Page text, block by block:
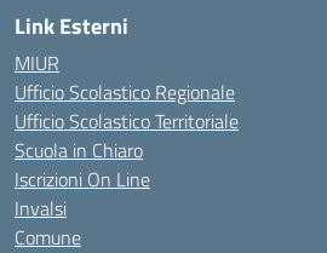
Link Esterni
MIUR
Ufficio Scolastico Regionale
Ufficio Scolastico Territoriale
Scuola in Chiaro
Iscrizioni On Line
Invalsi
Comune